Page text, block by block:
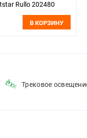
Rullo 202480
В КОРЗИНУ
Трековое